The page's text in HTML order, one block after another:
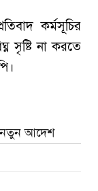
কর্মসূচির
সৃষ্টি না করতে
নতুন আদেশ